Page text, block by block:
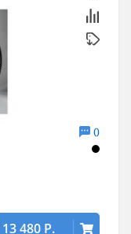
0
13 480 Р.